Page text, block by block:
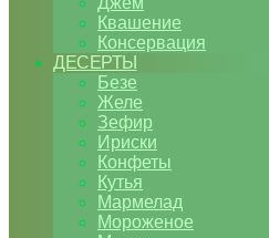
Квашение
Консервация
ДЕСЕРТЫ
Безе
Желе
Зефир
Ириски
Конфеты
Кутья
Мармелад
Мороженое